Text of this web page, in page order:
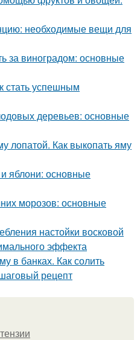
необходимые вещи для
за виноградом: основные
стать успешным
деревьев: основные
лопатой. Как выкопать яму
яблони: основные
морозов: основные
настойки восковой
эффекта
в банках. Как солить
рецепт